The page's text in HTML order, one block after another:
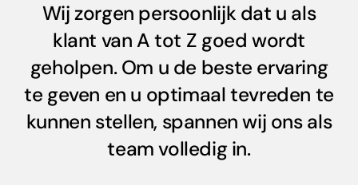
Wij zorgen persoonlijk dat u als
klant van A tot Z goed wordt
geholpen. Om u de beste ervaring
te geven en u optimaal tevreden te
kunnen stellen, spannen wij ons als
team volledig in.